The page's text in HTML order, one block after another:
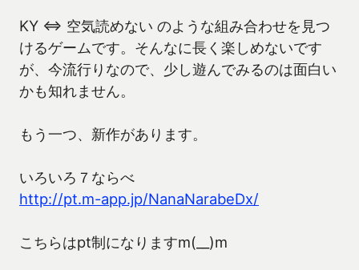
KY ⇔ 空気読めない のような組み合わせを見つ
けるゲームです。そんなに長く楽しめないです
が、今流行りなので、少し遊んでみるのは面白い
かも知れません。
もう一つ、新作があります。
いろいろ７ならべ
http://pt.m-app.jp/NanaNarabeDx/
こちらはpt制になりますm(__)m